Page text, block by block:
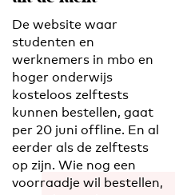
De website waar
studenten en
werknemers in mbo en
hoger onderwijs
kosteloos zelftests
kunnen bestellen, gaat
per 20 juni offline. En al
eerder als de zelftests
op zijn. Wie nog een
voorraadje wil bestellen,